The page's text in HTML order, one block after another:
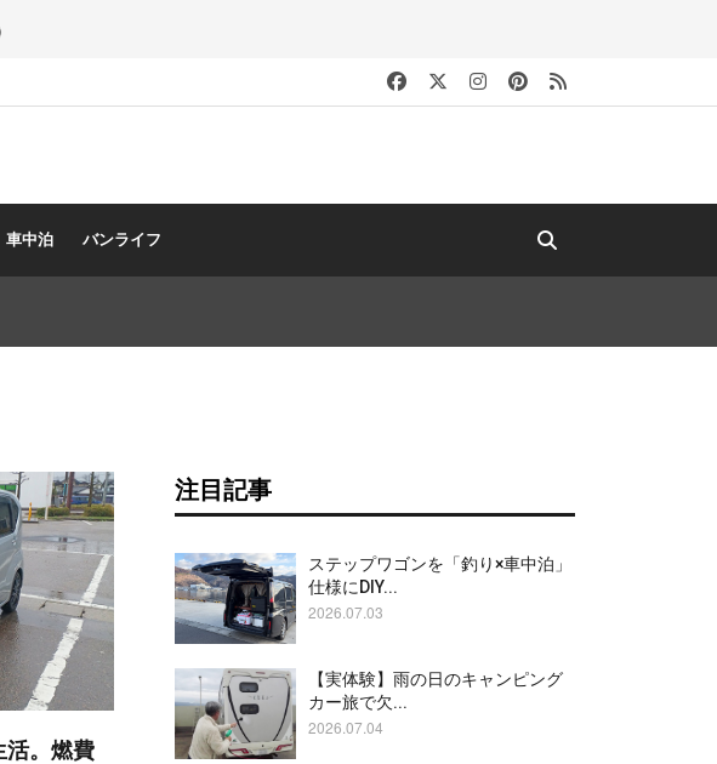
車中泊 バンライフ
活。燃費
注目記事
ステップワゴンを「釣り×車中泊」
仕様にDIY...
2026.07.03
【実体験】雨の日のキャンピング
カー旅で欠...
2026.07.04